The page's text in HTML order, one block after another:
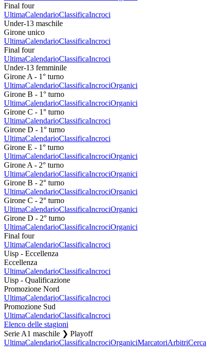
Final four
UltimaCalendarioClassificaIncroci
Under-13 maschile
Girone unico
UltimaCalendarioClassificaIncroci
Final four
UltimaCalendarioClassificaIncroci
Under-13 femminile
Girone A - 1° turno
UltimaCalendarioClassificaIncrociOrganici
Girone B - 1° turno
UltimaCalendarioClassificaIncrociOrganici
Girone C - 1° turno
UltimaCalendarioClassificaIncroci
Girone D - 1° turno
UltimaCalendarioClassificaIncroci
Girone E - 1° turno
UltimaCalendarioClassificaIncrociOrganici
Girone A - 2° turno
UltimaCalendarioClassificaIncrociOrganici
Girone B - 2° turno
UltimaCalendarioClassificaIncrociOrganici
Girone C - 2° turno
UltimaCalendarioClassificaIncrociOrganici
Girone D - 2° turno
UltimaCalendarioClassificaIncrociOrganici
Final four
UltimaCalendarioClassificaIncroci
Uisp - Eccellenza
Eccellenza
UltimaCalendarioClassificaIncroci
Uisp - Qualificazione
Promozione Nord
UltimaCalendarioClassificaIncroci
Promozione Sud
UltimaCalendarioClassificaIncroci
Elenco delle stagioni
Serie A1 maschile ❯ Playoff
UltimaCalendarioClassificaIncrociOrganiciMarcatoriArbitriCerca